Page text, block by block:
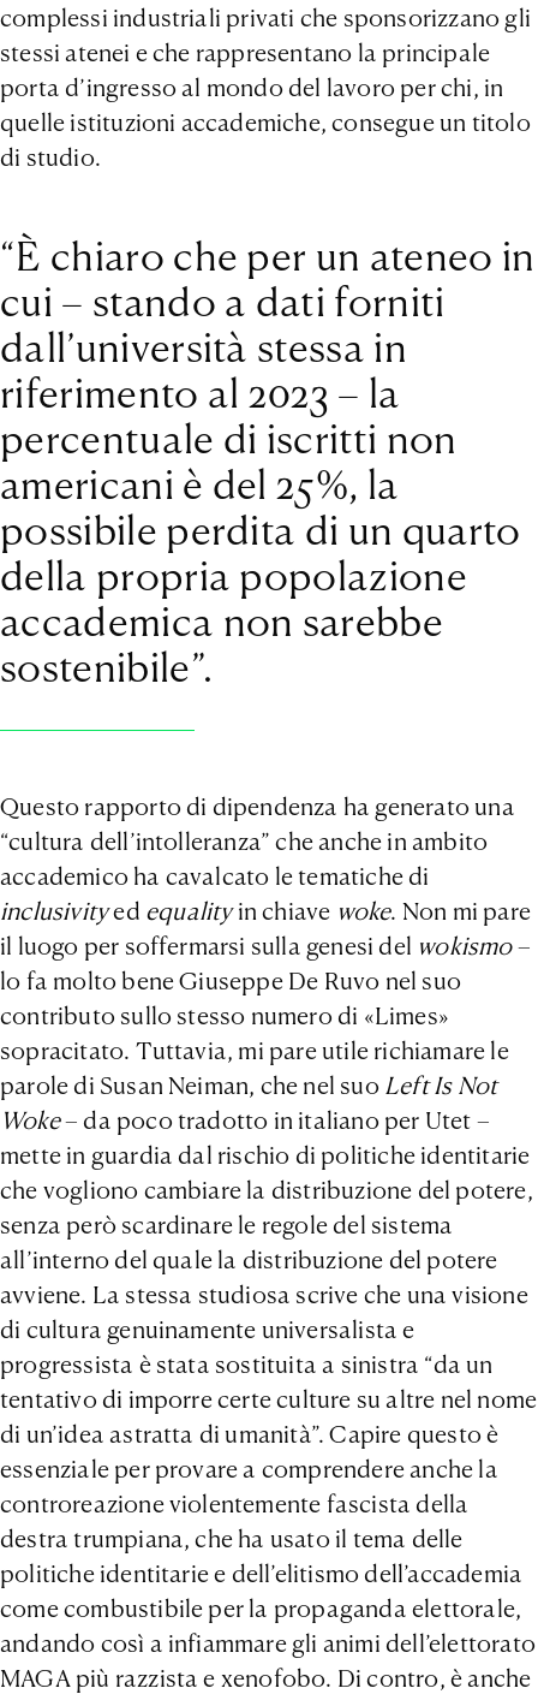
complessi industriali privati che sponsorizzano gli
stessi atenei e che rappresentano la principale
porta d’ingresso al mondo del lavoro per chi, in
quelle istituzioni accademiche, consegue un titolo
di studio.
“È chiaro che per un ateneo in
cui – stando a dati forniti
dall’università stessa in
riferimento al 2023 – la
percentuale di iscritti non
americani è del 25%, la
possibile perdita di un quarto
della propria popolazione
accademica non sarebbe
sostenibile”.
Questo rapporto di dipendenza ha generato una
“cultura dell’intolleranza” che anche in ambito
accademico ha cavalcato le tematiche di
inclusivityed equalityin chiave woke. Non mi pare
il luogo per soffermarsi sulla genesi del wokismo–
lo fa molto bene Giuseppe De Ruvo nel suo
contributo sullo stesso numero di «Limes»
sopracitato. Tuttavia, mi pare utile richiamare le
parole di Susan Neiman, che nel suo Left Is Not
Woke– da poco tradotto in italiano per Utet –
mette in guardia dal rischio di politiche identitarie
che vogliono cambiare la distribuzione del potere,
senza però scardinare le regole del sistema
all’interno del quale la distribuzione del potere
avviene. La stessa studiosa scrive che una visione
di cultura genuinamente universalista e
progressista è stata sostituita a sinistra “da un
tentativo di imporre certe culture su altre nel nome
di un’idea astratta di umanità”. Capire questo è
essenziale per provare a comprendere anche la
controreazione violentemente fascista della
destra trumpiana, che ha usato il tema delle
politiche identitarie e dell’elitismo dell’accademia
come combustibile per la propaganda elettorale,
andando così a infiammare gli animi dell’elettorato
MAGA più razzista e xenofobo. Di contro, è anche